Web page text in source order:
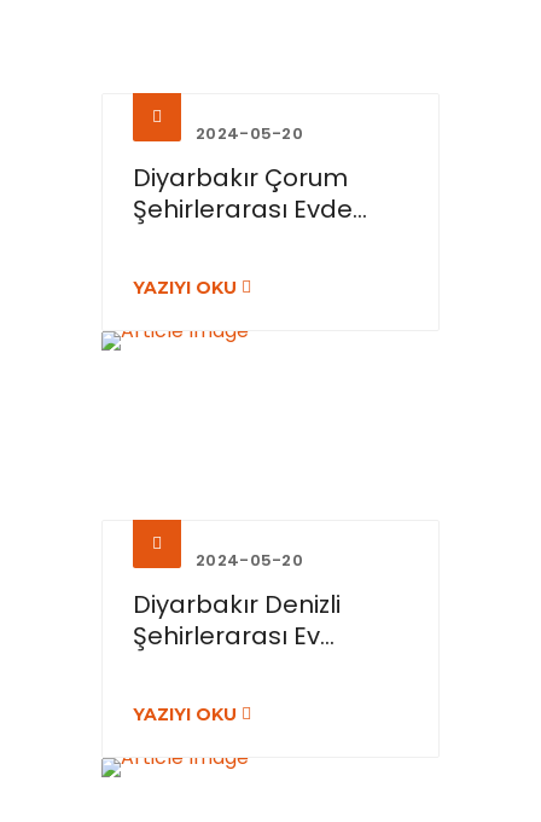
2024-05-20
Diyarbakır Çorum
Şehirlerarası Evde...
YAZIYI OKU
2024-05-20
Diyarbakır Denizli
Şehirlerarası Ev...
YAZIYI OKU